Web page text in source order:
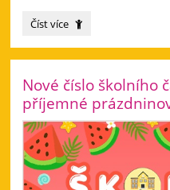
Výsledky
do
rady:
Číst více
Nové číslo školního
příjemné